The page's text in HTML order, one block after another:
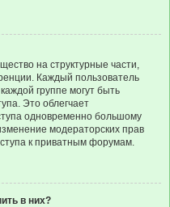
на структурные части,
Каждый пользователь
группе могут быть
Это облегчает
одновременно большому
модераторских прав
к приватным форумам.
в них?